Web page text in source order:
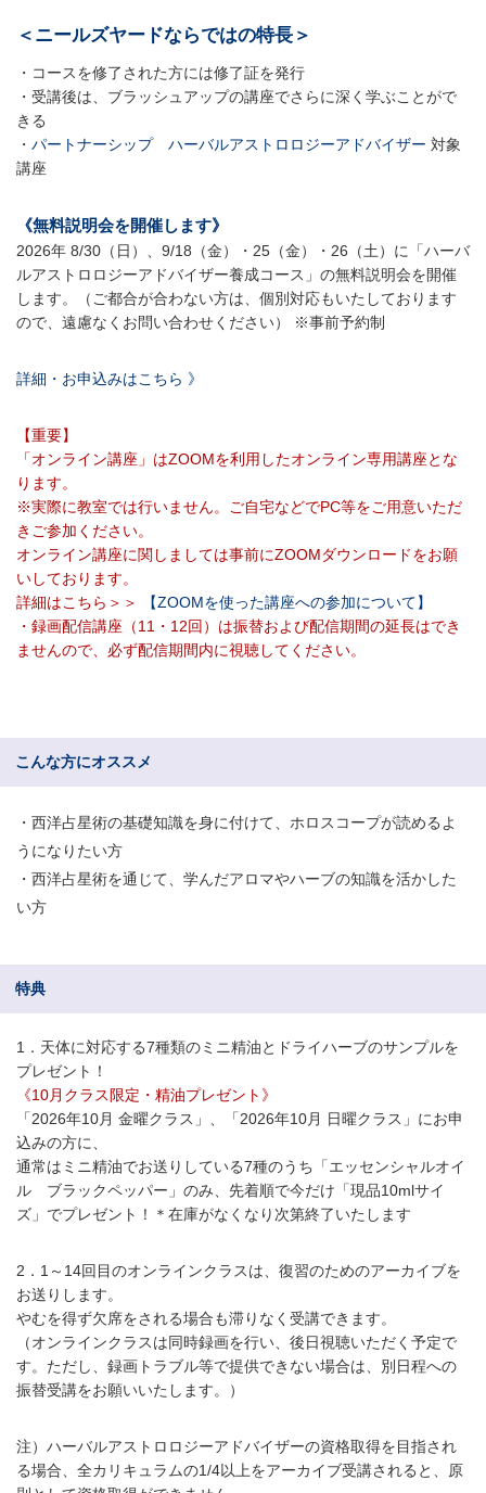
＜ニールズヤードならではの特長＞
・コースを修了された方には修了証を発行
・受講後は、ブラッシュアップの講座でさらに深く学ぶことがで
きる
・ パートナーシップ ハーバルアストロロジーアドバイザー 対象
講座
《無料説明会を開催します》
2026年 8/30（日）、9/18（金）・25（金）・26（土）に「ハーバ
ルアストロロジーアドバイザー養成コース」の無料説明会を開催
します。（ご都合が合わない方は、個別対応もいたしております
ので、遠慮なくお問い合わせください） ※事前予約制
詳細・お申込みはこちら 》
【重要】
「オンライン講座」はZOOMを利用したオンライン専用講座とな
ります。
※実際に教室では行いません。ご自宅などでPC等をご用意いただ
きご参加ください。
オンライン講座に関しましては事前にZOOMダウンロードをお願
いしております。
詳細はこちら＞＞
【ZOOMを使った講座への参加について】
・録画配信講座（11・12回）は振替および配信期間の延長はでき
ませんので、必ず配信期間内に視聴してください。
こんな方にオススメ
・西洋占星術の基礎知識を身に付けて、ホロスコープが読めるよ
うになりたい方
・西洋占星術を通じて、学んだアロマやハーブの知識を活かした
い方
特典
1．天体に対応する7種類のミニ精油とドライハーブのサンプルを
プレゼント！
《10月クラス限定・精油プレゼント》
「2026年10月 金曜クラス」、「2026年10月 日曜クラス」にお申
込みの方に、
通常はミニ精油でお送りしている7種のうち「エッセンシャルオイ
ル ブラックペッパー」のみ、先着順で今だけ「現品10mlサイ
ズ」でプレゼント！
＊在庫がなくなり次第終了いたします
2．1～14回目のオンラインクラスは、復習のためのアーカイブを
お送りします。
やむを得ず欠席をされる場合も滞りなく受講できます。
（オンラインクラスは同時録画を行い、後日視聴いただく予定で
す。ただし、録画トラブル等で提供できない場合は、別日程への
振替受講をお願いいたします。）
注）ハーバルアストロロジーアドバイザーの資格取得を目指され
る場合、全カリキュラムの1/4以上をアーカイブ受講されると、原